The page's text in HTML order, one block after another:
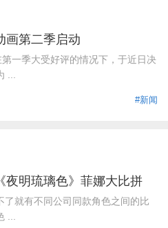
画第二季启动
季大受好评的情况下，于近日决
...
#新闻
夜明琉璃色》菲娜大比拼
就有不同公司同款角色之间的比
...